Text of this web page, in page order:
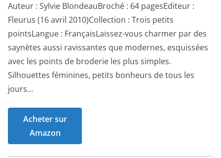
Auteur : Sylvie BlondeauBroché : 64 pagesEditeur :
Fleurus (16 avril 2010)Collection : Trois petits
pointsLangue : FrançaisLaissez-vous charmer par des
saynètes aussi ravissantes que modernes, esquissées
avec les points de broderie les plus simples.
Silhouettes féminines, petits bonheurs de tous les
jours…
Acheter sur
Amazon